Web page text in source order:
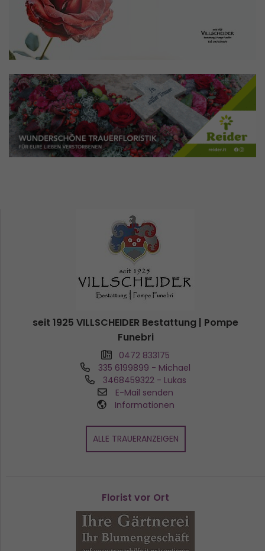
seit 1925 VILLSCHEIDER Bestattung | Pompe
Funebri
0472 833175
335 6199899 - Michael
3468459322 - Lukas
E-Mail senden
Informationen
ALLE TRAUERANZEIGEN
Florist vor Ort